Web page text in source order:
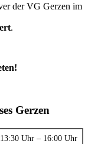
der VG Gerzen im
.
Gerzen
13:30 Uhr – 16:00 Uhr